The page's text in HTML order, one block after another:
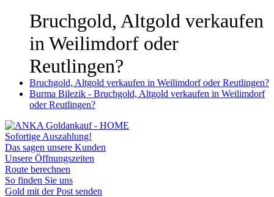
Bruchgold, Altgold verkaufen
in Weilimdorf oder
Reutlingen?
Bruchgold, Altgold verkaufen in Weilimdorf oder Reutlingen?
Burma Bilezik - Bruchgold, Altgold verkaufen in Weilimdorf
oder Reutlingen?
Sofortige Auszahlung!
Das sagen unsere Kunden
Unsere Öffnungszeiten
Route berechnen
So finden Sie uns
Gold mit der Post senden